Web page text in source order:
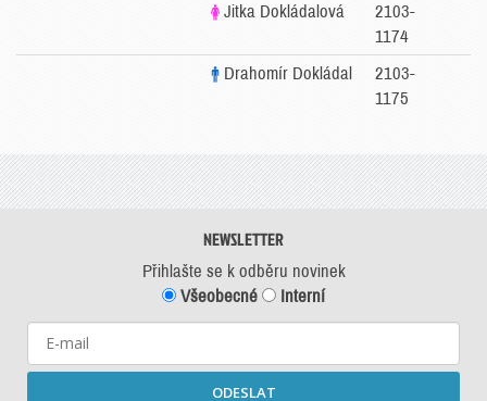
Jitka Dokládalová
2103-
1174
Drahomír Dokládal
2103-
1175
NEWSLETTER
Přihlašte se k odběru novinek
Všeobecné
Interní
ODESLAT